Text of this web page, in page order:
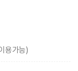
용가능)